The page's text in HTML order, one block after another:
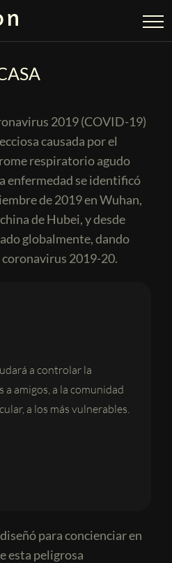
2019 (COVID-19)
causada por el
respiratorio agudo
enfermedad se identificó
de 2019 en Wuhan,
de Hubei, y desde
globalmente, dando
coronavirus 2019-20.
a controlar la
amigos, a la comunidad
a los más vulnerables.
para concienciar en
esta peligrosa